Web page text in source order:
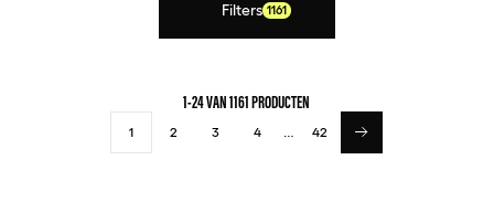
Filters 1161
1-24 VAN 1161 PRODUCTEN
1 2 3 4 42